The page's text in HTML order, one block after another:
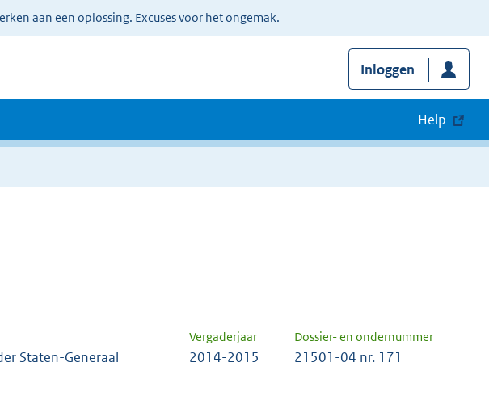
aan een oplossing. Excuses voor het ongemak.
Inloggen
Help
Vergaderjaar Dossier- en ondernummer
Staten-Generaal 2014-2015 21501-04 nr. 171